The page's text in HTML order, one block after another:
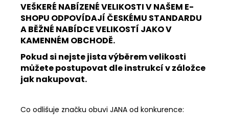
VEŠKERÉ NABÍZENÉ VELIKOSTI V NAŠEM E-
SHOPU ODPOVÍDAJÍ ČESKÉMU STANDARDU
A BĚŽNÉ NABÍDCE VELIKOSTÍ JAKO V
KAMENNÉM OBCHODĚ.
Pokud si nejste jista výběrem velikosti
můžete postupovat dle instrukcí v záložce
jak nakupovat.
Co odlišuje značku obuvi JANA od konkurence: